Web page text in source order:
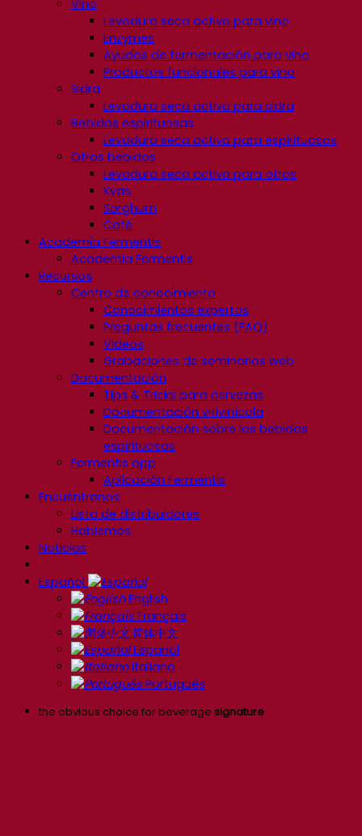
Vino
Levadura seca activa para vino
Enzymes
Ayudas de fermentación para vino
Productos funcionales para vino
Sidra
Levadura seca activa para sidra
Bebidas espirituosas
Levadura seca activa para espirituosos
Otras bebidas
Levadura seca activa para otros
Kvas
Sorghum
Café
Academia Fermentis
Academia Fermentis
Recursos
Centro de conocimiento
Conocimientos expertos
Preguntas frecuentes (FAQ)
Videos
Grabaciones de seminarios web
Documentación
Tips & Tricks para cervezas
Documentación vitivinícola
Documentación sobre las bebidas
espirituosas
Fermentis app
Aplicación Fermentis
Encuéntranos
Lista de distribuidores
Hablemos
Noticias
Español
English
Français
简体中文
Español
Italiano
Português
the obvious choice for beverage signature